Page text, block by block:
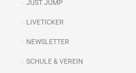
JUST JUMP
LIVETICKER
NEWSLETTER
SCHULE & VEREIN